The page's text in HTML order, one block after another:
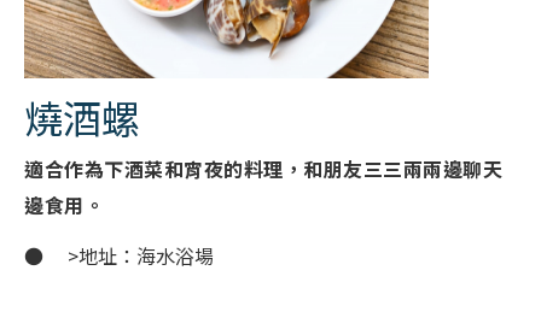
燒酒螺
適合作為下酒菜和宵夜的料理，和朋友三三兩兩邊聊天
邊食用。
● >地址：海水浴場